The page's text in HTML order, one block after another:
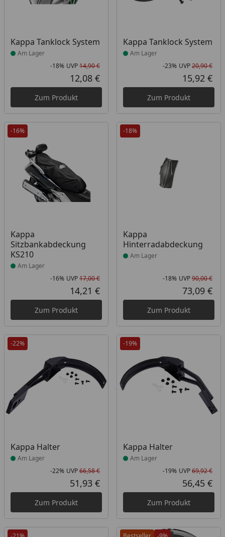
Kappa Tanklock System
Produkt am Lager
Am Lager
Rabatt in Prozent
-18%
Ursprünglicher Preis
UVP14,90 €
Aktueller Preis
12,08 €
Zum Produkt
Kappa Tanklock System
Produkt am Lager
Am Lager
-23% UVP20,90 €
15,92 €
Zum Produkt
-16%
Kappa
Sitzbankabdeckung
KS210
Produkt am Lager
Am Lager
Rabatt in Prozent
-16%
Ursprünglicher Preis
UVP17,00 €
Aktueller Preis
14,21 €
Zum Produkt
-18%
Kappa
Hinterradabdeckung
Produkt am Lager
Am Lager
-18% UVP90,00 €
73,09 €
Zum Produkt
-22%
Kappa Halter
Produkt am Lager
Am Lager
Rabatt in Prozent
-22%
Ursprünglicher Preis
UVP66,58 €
Aktueller Preis
51,93 €
Zum Produkt
-19%
Kappa Halter
Produkt am Lager
Am Lager
-19% UVP69,92 €
56,45 €
Zum Produkt